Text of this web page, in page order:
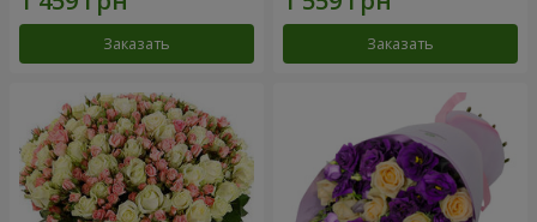
Заказать Заказать